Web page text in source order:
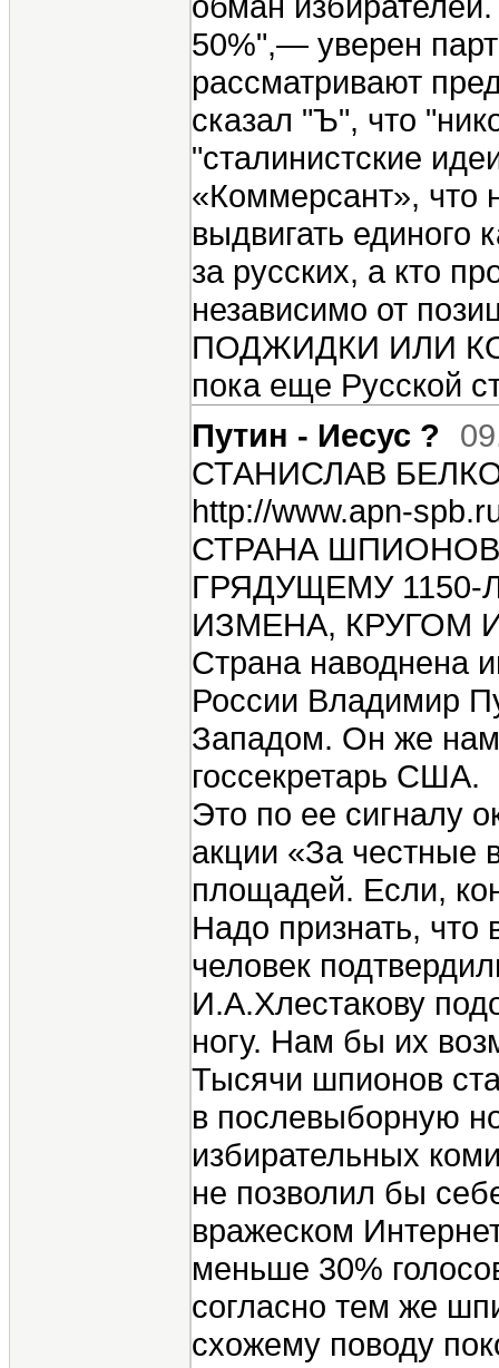
50%",— уверен
рассматривают
сказал "Ъ", что
"сталинистские
«Коммерсант», что
выдвигать единого
за русских, а кто
независимо от
ПОДЖИДКИ ИЛИ
пока еще Русской
Путин - Иесус ?
СТАНИСЛАВ
http://www.apn-
СТРАНА ШПИОНОВ
ГРЯДУЩЕМУ
ИЗМЕНА, КРУГОМ
Страна наводнена
России Владимир
Западом. Он же
госсекретарь США.
Это по ее сигналу
акции «За честные
площадей. Если,
Надо признать, что
человек
И.А.Хлестакову
ногу. Нам бы их
Тысячи шпионов
в послевыборную
избирательных
не позволил бы
вражеском
меньше 30%
согласно тем же
схожему поводу